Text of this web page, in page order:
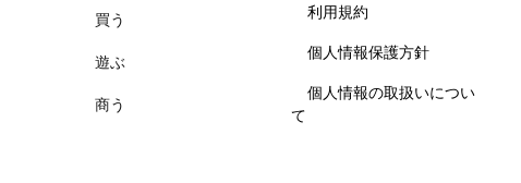
買う
遊ぶ
商う
利用規約
個人情報保護方針
個人情報の取扱いについ
て